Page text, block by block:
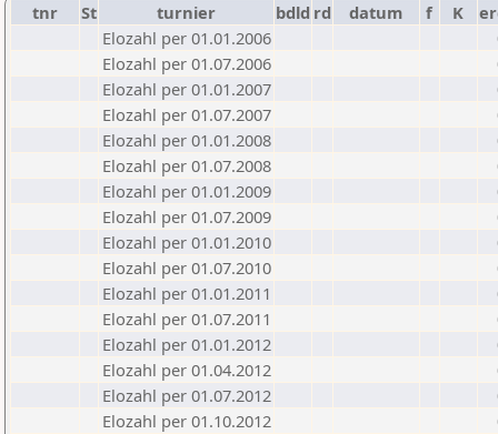
tnr St turnier bdld rd datum f K
Elozahl per 01.01.2006
Elozahl per 01.07.2006
Elozahl per 01.01.2007
Elozahl per 01.07.2007
Elozahl per 01.01.2008
Elozahl per 01.07.2008
Elozahl per 01.01.2009
Elozahl per 01.07.2009
Elozahl per 01.01.2010
Elozahl per 01.07.2010
Elozahl per 01.01.2011
Elozahl per 01.07.2011
Elozahl per 01.01.2012
Elozahl per 01.04.2012
Elozahl per 01.07.2012
Elozahl per 01.10.2012